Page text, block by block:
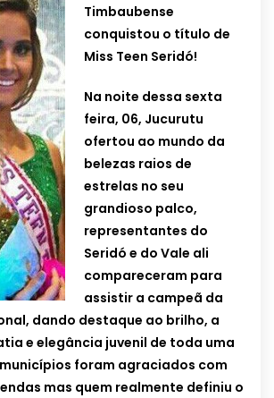
Timbaubense
conquistou o título de
Miss Teen Seridó!
Na noite dessa sexta
feira, 06, Jucurutu
ofertou ao mundo da
belezas raios de
estrelas no seu
grandioso palco,
representantes do
Seridó e do Vale ali
compareceram para
assistir a campeã da
dando destaque ao brilho, a
e elegância juvenil de toda uma
foram agraciados com
mas quem realmente definiu o